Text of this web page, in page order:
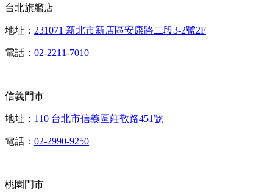
台北旗艦店
地址： 231071 新北市新店區安康路二段3-2號2F
電話： 02-2211-7010
信義門市
地址： 110 台北市信義區莊敬路451號
電話： 02-2990-9250
桃園門市